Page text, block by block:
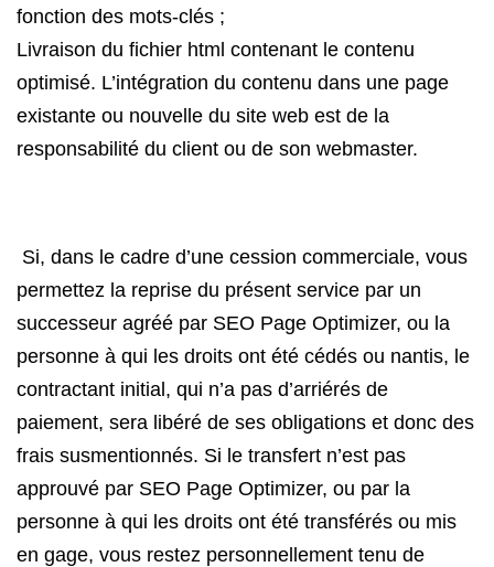
fonction des mots-clés ;
Livraison du fichier html contenant le contenu
optimisé. L’intégration du contenu dans une page
existante ou nouvelle du site web est de la
responsabilité du client ou de son webmaster.
Si, dans le cadre d’une cession commerciale, vous
permettez la reprise du présent service par un
successeur agréé par SEO Page Optimizer, ou la
personne à qui les droits ont été cédés ou nantis, le
contractant initial, qui n’a pas d’arriérés de
paiement, sera libéré de ses obligations et donc des
frais susmentionnés. Si le transfert n’est pas
approuvé par SEO Page Optimizer, ou par la
personne à qui les droits ont été transférés ou mis
en gage, vous restez personnellement tenu de